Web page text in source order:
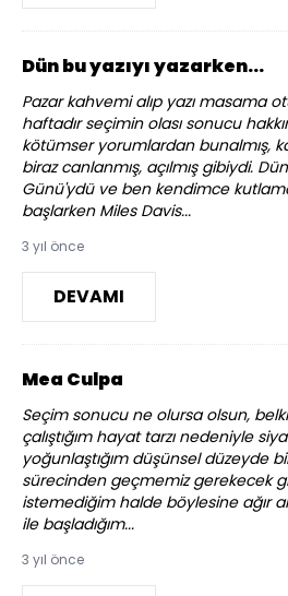
Dün bu yazıyı yazarken...
Pazar kahvemi alıp yazı masama
haftadır seçimin olası sonucu
kötümser yorumlardan bunalmış,
biraz canlanmış, açılmış gibiydi.
Günü'ydü ve ben kendimce
başlarken Miles Davis...
3 yıl önce
DEVAMI
Mea Culpa
Seçim sonucu ne olursa olsun,
çalıştığım hayat tarzı nedeniyle
yoğunlaştığım düşünsel düzeyde
sürecinden geçmemiz gerekecek
istemediğim halde böylesine ağır
ile başladığım...
3 yıl önce